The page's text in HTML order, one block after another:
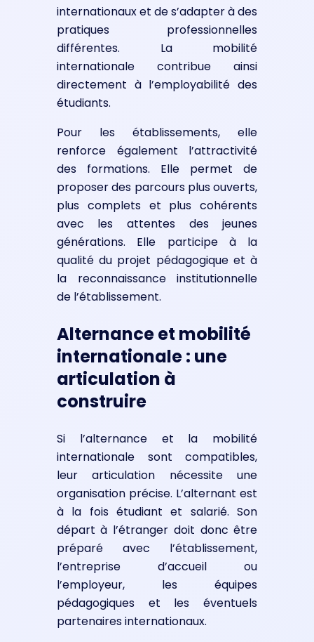
internationaux et de s’adapter à des
pratiques professionnelles
différentes. La mobilité
internationale contribue ainsi
directement à l’employabilité des
étudiants.
Pour les établissements, elle
renforce également l’attractivité
des formations. Elle permet de
proposer des parcours plus ouverts,
plus complets et plus cohérents
avec les attentes des jeunes
générations. Elle participe à la
qualité du projet pédagogique et à
la reconnaissance institutionnelle
de l’établissement.
Alternance et mobilité
internationale : une
articulation à
construire
Si l’alternance et la mobilité
internationale sont compatibles,
leur articulation nécessite une
organisation précise. L’alternant est
à la fois étudiant et salarié. Son
départ à l’étranger doit donc être
préparé avec l’établissement,
l’entreprise d’accueil ou
l’employeur, les équipes
pédagogiques et les éventuels
partenaires internationaux.